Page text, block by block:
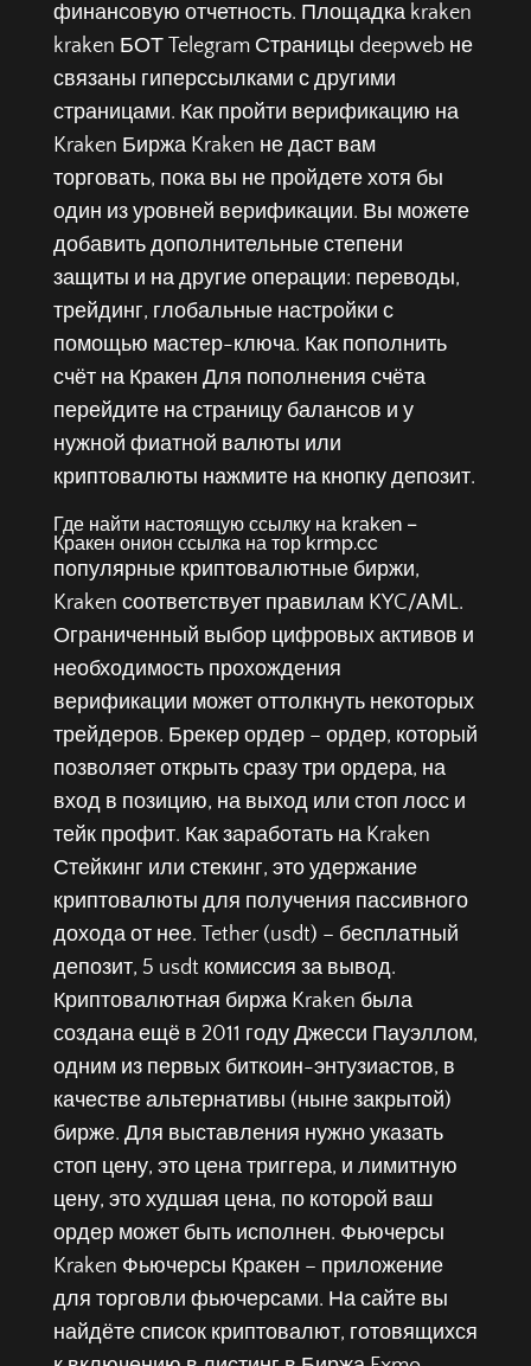
финансовую отчетность. Площадка kraken
kraken БОТ Telegram Страницы deepweb не
связаны гиперссылками с другими
страницами. Как пройти верификацию на
Kraken Биржа Kraken не даст вам
торговать, пока вы не пройдете хотя бы
один из уровней верификации. Вы можете
добавить дополнительные степени
защиты и на другие операции: переводы,
трейдинг, глобальные настройки с
помощью мастер-ключа. Как пополнить
счёт на Кракен Для пополнения счёта
перейдите на страницу балансов и у
нужной фиатной валюты или
криптовалюты нажмите на кнопку депозит.
Где найти настоящую ссылку на kraken –
Кракен онион ссылка на тор krmp.cc
популярные криптовалютные биржи,
Kraken соответствует правилам KYC/AML.
Ограниченный выбор цифровых активов и
необходимость прохождения
верификации может оттолкнуть некоторых
трейдеров. Брекер ордер – ордер, который
позволяет открыть сразу три ордера, на
вход в позицию, на выход или стоп лосс и
тейк профит. Как заработать на Kraken
Стейкинг или стекинг, это удержание
криптовалюты для получения пассивного
дохода от нее. Tether (usdt) – бесплатный
депозит, 5 usdt комиссия за вывод.
Криптовалютная биржа Kraken была
создана ещё в 2011 году Джесси Пауэллом,
одним из первых биткоин-энтузиастов, в
качестве альтернативы (ныне закрытой)
бирже. Для выставления нужно указать
стоп цену, это цена триггера, и лимитную
цену, это худшая цена, по которой ваш
ордер может быть исполнен. Фьючерсы
Kraken Фьючерсы Кракен – приложение
для торговли фьючерсами. На сайте вы
найдёте список криптовалют, готовящихся